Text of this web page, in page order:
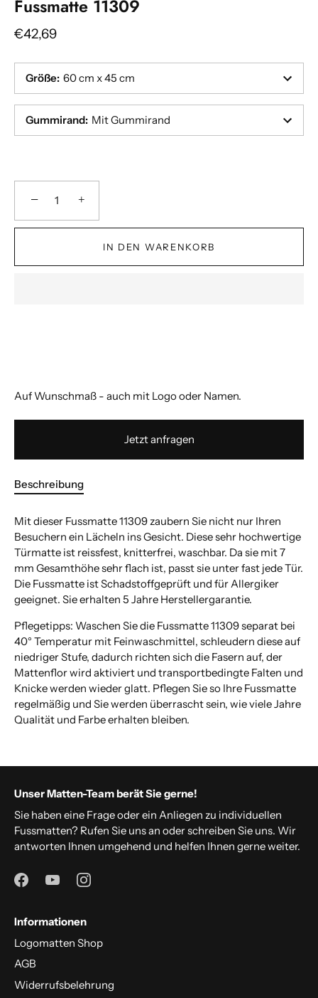
Fussmatte 11309
€42,69
Größe: 60 cm x 45 cm
Gummirand: Mit Gummirand
− +
IN DEN WARENKORB
Auf Wunschmaß - auch mit Logo oder Namen.
Jetzt anfragen
Beschreibung
Mit dieser Fussmatte 11309 zaubern Sie nicht nur Ihren
Besuchern ein Lächeln ins Gesicht. Diese sehr hochwertige
Türmatte ist reissfest, knitterfrei, waschbar. Da sie mit 7
mm Gesamthöhe sehr flach ist, passt sie unter fast jede Tür.
Die Fussmatte ist Schadstoffgeprüft und für Allergiker
geeignet. Sie erhalten 5 Jahre Herstellergarantie.
Pflegetipps: Waschen Sie die Fussmatte 11309 separat bei
40° Temperatur mit Feinwaschmittel, schleudern diese auf
niedriger Stufe, dadurch richten sich die Fasern auf, der
Mattenflor wird aktiviert und transportbedingte Falten und
Knicke werden wieder glatt. Pflegen Sie so Ihre Fussmatte
regelmäßig und Sie werden überrascht sein, wie viele Jahre
Qualität und Farbe erhalten bleiben.
Unser Matten-Team berät Sie gerne!
Sie haben eine Frage oder ein Anliegen zu individuellen
Fussmatten? Rufen Sie uns an oder schreiben Sie uns. Wir
antworten Ihnen umgehend und helfen Ihnen gerne weiter.
Informationen
Logomatten Shop
AGB
Widerrufsbelehrung